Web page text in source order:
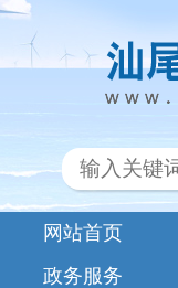
网站首页
政务服务